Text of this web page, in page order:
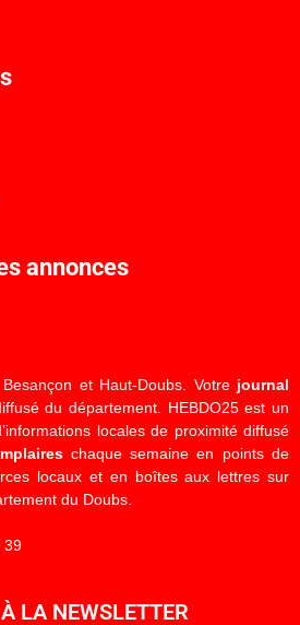
annonces
et Haut-Doubs. Votre journal
du département. HEBDO25 est un
locales de proximité diffusé
chaque semaine en points de
locaux et en boîtes aux lettres sur
du Doubs.
39
LA NEWSLETTER